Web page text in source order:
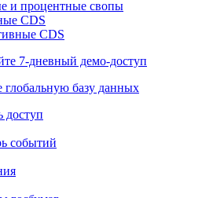
доступ
и процентные свопы
CDS
7-дневный
базу данных